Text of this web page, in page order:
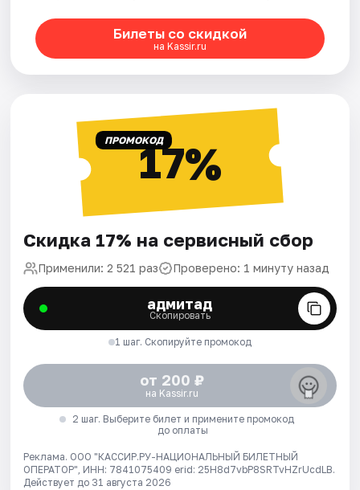
Билеты со скидкой
на Kassir.ru
ПРОМОКОД17%
Скидка 17% на сервисный сбор
Применили: 2 521 раз Проверено: 1 минуту назад
адмитад
Скопировать
1 шаг. Скопируйте промокод
от 200 ₽
на Kassir.ru
2 шаг. Выберите билет и примените промокод
до оплаты
Реклама. ООО "КАССИР.РУ-НАЦИОНАЛЬНЫЙ БИЛЕТНЫЙ
ОПЕРАТОР", ИНН: 7841075409 erid: 25H8d7vbP8SRTvHZrUcdLB.
Действует до 31 августа 2026